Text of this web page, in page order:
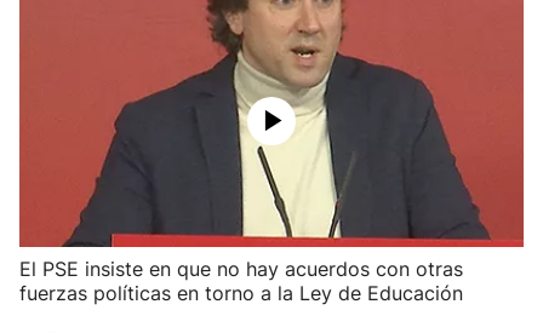
El PSE insiste en que no hay acuerdos con otras
fuerzas políticas en torno a la Ley de Educación